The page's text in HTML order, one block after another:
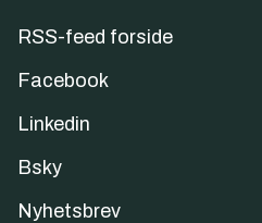
RSS-feed forside
Facebook
Linkedin
Bsky
Nyhetsbrev